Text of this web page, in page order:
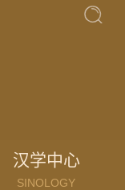
汉学中心
SINOLOGY